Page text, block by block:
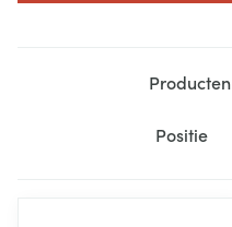
Producten
Sorteer op: